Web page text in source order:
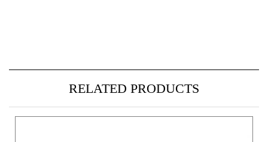
RELATED PRODUCTS